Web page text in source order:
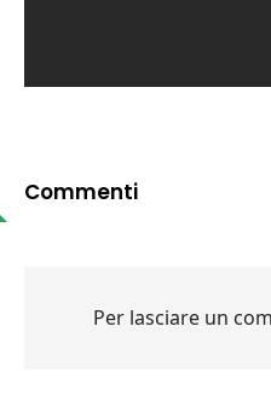
Commenti